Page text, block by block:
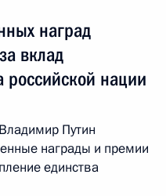
наград
вклад
российской нации
Путин
награды и премии
единства